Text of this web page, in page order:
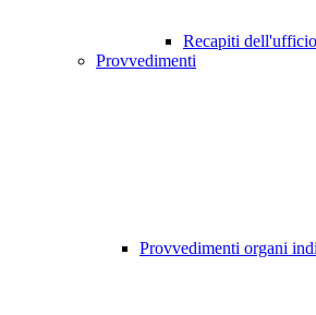
Recapiti
Provvedimenti
Provvedimenti organi